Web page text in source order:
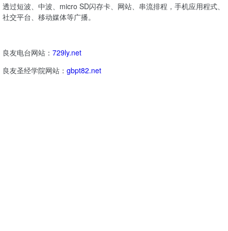
透过短波、中波、micro SD闪存卡、网站、串流排程，手机应用程式、
社交平台、移动媒体等广播。
良友电台网站： 729ly.net
良友圣经学院网站： gbpt82.net